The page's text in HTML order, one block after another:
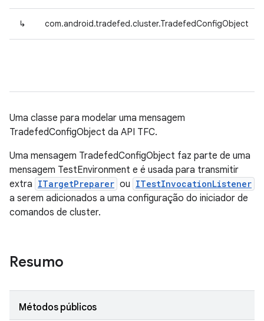
↳ com.android.tradefed.cluster.TradefedConfigObject
Uma classe para modelar uma mensagem
TradefedConfigObject da API TFC.
Uma mensagem TradefedConfigObject faz parte de uma
mensagem TestEnvironment e é usada para transmitir
extra ITargetPreparer ou ITestInvocationListener
a serem adicionados a uma configuração do iniciador de
comandos de cluster.
Resumo
Métodos públicos